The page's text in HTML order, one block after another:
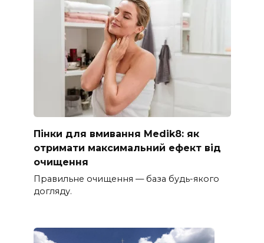
Пінки для вмивання Medik8: як
отримати максимальний ефект від
очищення
Правильне очищення — база будь-якого
догляду.